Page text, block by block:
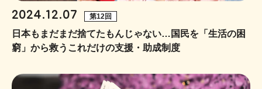
2024.12.07 第12回
日本もまだまだ捨てたもんじゃない…国民を「生活の困
窮」から救うこれだけの支援・助成制度